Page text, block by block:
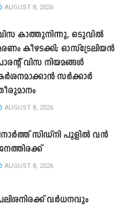
AUGUST 8, 2026
കാത്തുനിന്നു, ഒടുവിൽ
കീഴടക്കി; ഓസ്‌ട്രേലിയൻ
വിസ നിയമങ്ങൾ
സർക്കാർ
AUGUST 8, 2026
സിഡ്നി പൂളിൽ വൻ
AUGUST 8, 2026
വർധനവും